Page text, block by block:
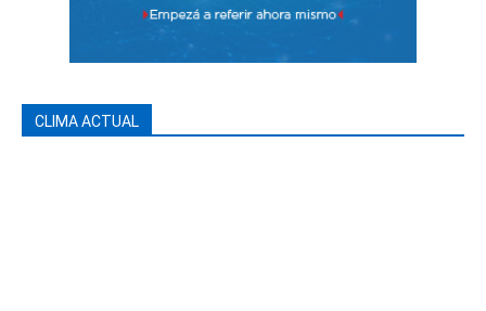
CLIMA ACTUAL